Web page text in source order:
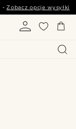
-Zobacz opcje wysyłki